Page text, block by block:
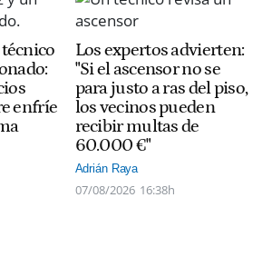
enfríe
Los expertos advierten:
"Si el ascensor no se
para justo a ras del piso,
los vecinos pueden
recibir multas de
60.000 €"
Adrián Raya
07/08/2026 16:38h